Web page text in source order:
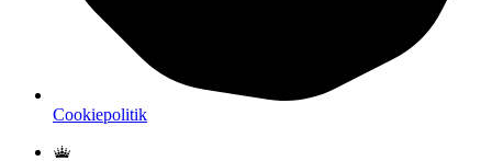
Cookiepolitik